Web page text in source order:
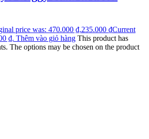
price was: 470.000 ₫.235.000 ₫Current
₫. Thêm vào giỏ hàng This product has
The options may be chosen on the product